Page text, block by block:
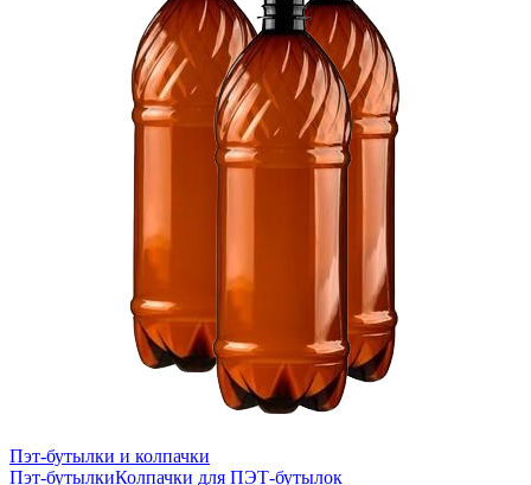
Пэт-бутылки и колпачки
Пэт-бутылкиКолпачки для ПЭТ-бутылок